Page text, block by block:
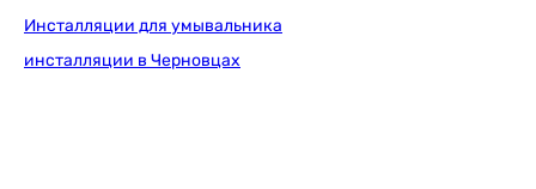
Инсталляции для умывальника
инсталляции в Черновцах